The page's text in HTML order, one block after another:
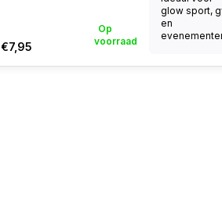
€7,95
Op
voorraad
glow sport,
en